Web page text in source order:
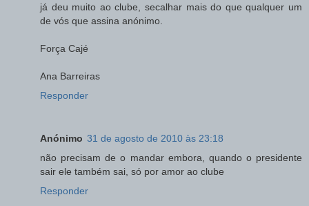
já deu muito ao clube, secalhar mais do que qualquer um
de vós que assina anónimo.
Força Cajé
Ana Barreiras
Responder
Anónimo 31 de agosto de 2010 às 23:18
não precisam de o mandar embora, quando o presidente
sair ele também sai, só por amor ao clube
Responder